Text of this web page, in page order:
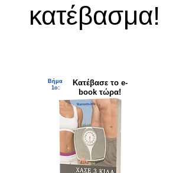
κατέβασμα!
Κατέβασε το e-
book τώρα!
Βήμα
1ο: